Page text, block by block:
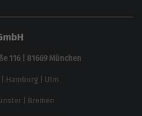
116 | 81669 München
Hamburg Ulm
Bremen